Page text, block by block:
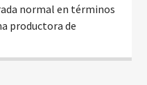
normal en términos
productora de